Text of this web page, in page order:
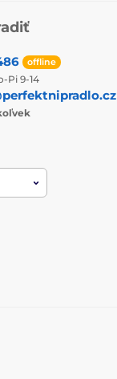
offline
Pi 9-14